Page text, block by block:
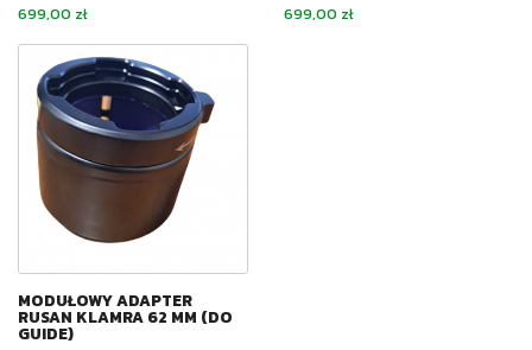
Cena
699,00 zł Cena
699,00 zł
MODUŁOWY ADAPTER
RUSAN KLAMRA 62 MM (DO
GUIDE)